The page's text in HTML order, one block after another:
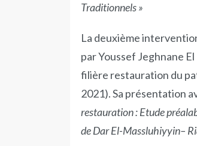
Traditionnels »
La deuxième
par Youssef Jeghnane
filière restauration du
2021). Sa présentation
restauration : Etude
de Dar El-Massluhiyyin–